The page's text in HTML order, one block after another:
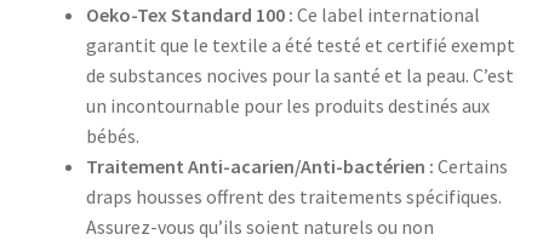
Oeko-Tex Standard 100 : Ce label international
garantit que le textile a été testé et certifié exempt
de substances nocives pour la santé et la peau. C’est
un incontournable pour les produits destinés aux
bébés.
Traitement Anti-acarien/Anti-bactérien : Certains
draps housses offrent des traitements spécifiques.
Assurez-vous qu’ils soient naturels ou non